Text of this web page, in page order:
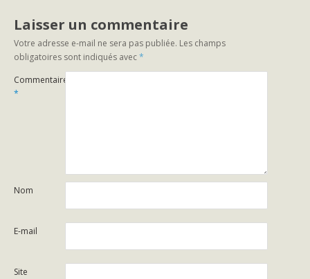
Laisser un commentaire
Votre adresse e-mail ne sera pas publiée. Les champs
obligatoires sont indiqués avec*
Commentaire
*
Nom
E-mail
Site